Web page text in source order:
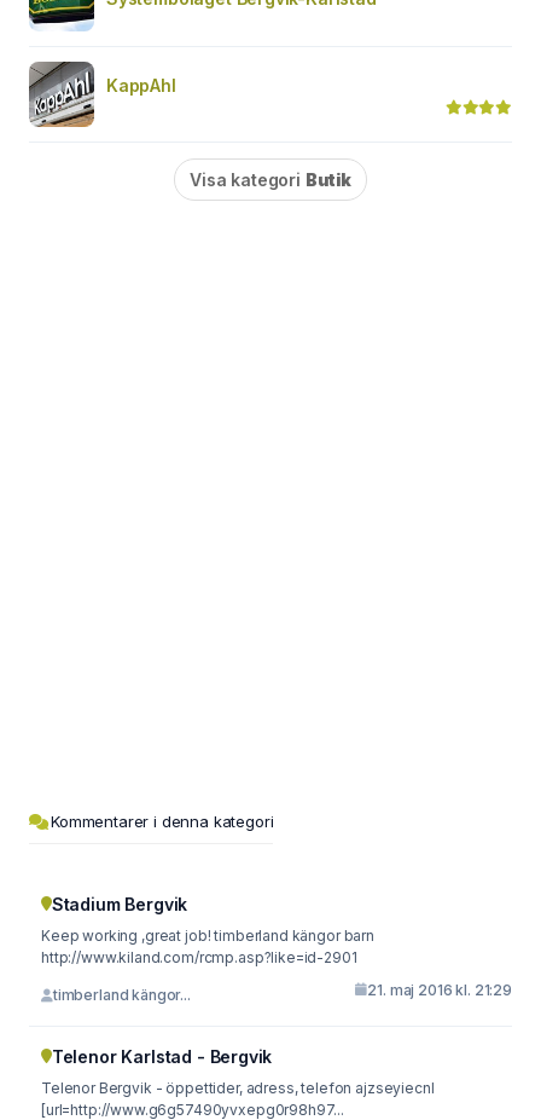
KappAhl
Visa kategori Butik
Kommentarer i denna kategori
Stadium Bergvik
Keep working ,great job! timberland kängor barn
http://www.kiland.com/rcmp.asp?like=id-2901
timberland kängor... 21. maj 2016 kl. 21:29
Telenor Karlstad - Bergvik
Telenor Bergvik - öppettider, adress, telefon ajzseyiecnl
[url=http://www.g6g57490yvxepg0r98h97...